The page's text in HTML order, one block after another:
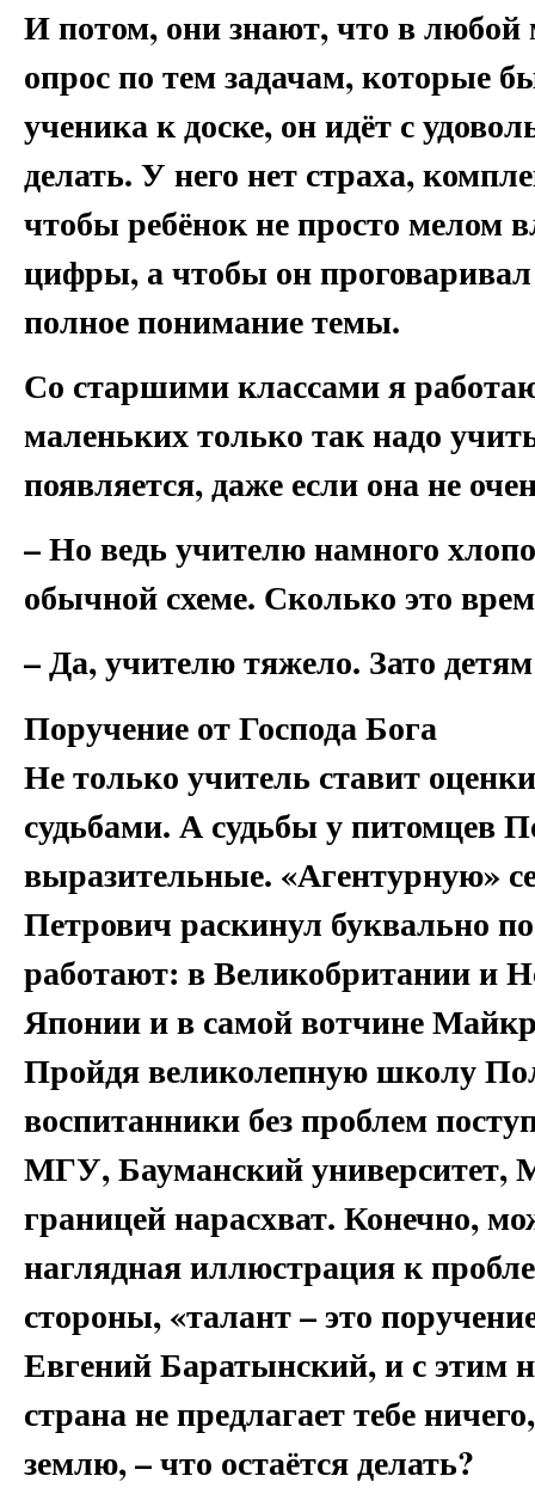
И потом, они знают, что в любой
опрос по тем задачам, которые
ученика к доске, он идёт с
делать. У него нет страха,
чтобы ребёнок не просто мелом
цифры, а чтобы он
полное понимание темы.
Со старшими классами я
маленьких только так надо
появляется, даже если она не
– Но ведь учителю намного
обычной схеме. Сколько это
– Да, учителю тяжело. Зато
Поручение от Господа Бога
Не только учитель ставит
судьбами. А судьбы у питомцев
выразительные. «Агентурную»
Петрович раскинул буквально
работают: в Великобритании и
Японии и в самой вотчине
Пройдя великолепную школу
воспитанники без проблем
МГУ, Бауманский
границей нарасхват. Конечно,
наглядная иллюстрация к
стороны, «талант – это
Евгений Баратынский, и с этим
страна не предлагает тебе
землю, – что остаётся делать?